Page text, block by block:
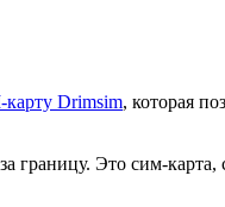
карту Drimsim, которая
Это сим-карта,